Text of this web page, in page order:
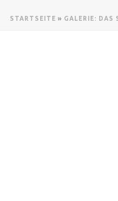
STARTSEITE » GALERIE: DAS